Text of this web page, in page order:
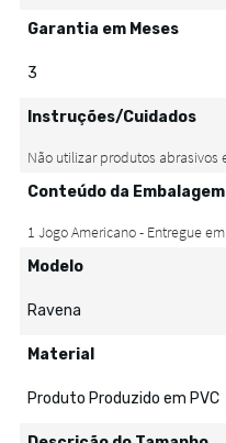
Garantia em Meses
3
Instruções/Cuidados
Conteúdo da Embalagem
Modelo
Ravena
Material
Produto Produzido em PVC